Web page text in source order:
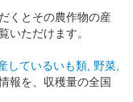
くとその農作物の産
いただけます。
しているいも類, 野菜,
報を、収穫量の全国